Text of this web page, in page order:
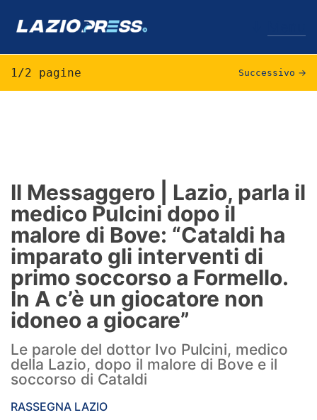
Formello
Infortuni
Primavera
Calciomercato
Lazio Women
Rassegna Lazio
Social
Calcio
1/2 pagine Successivo →
Il Messaggero | Lazio, parla il
medico Pulcini dopo il
malore di Bove: “Cataldi ha
imparato gli interventi di
primo soccorso a Formello.
In A c’è un giocatore non
idoneo a giocare”
Le parole del dottor Ivo Pulcini, medico
della Lazio, dopo il malore di Bove e il
soccorso di Cataldi
RASSEGNA LAZIO